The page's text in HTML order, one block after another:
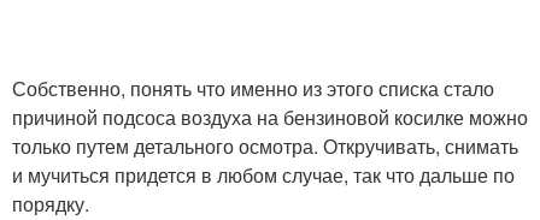
Собственно, понять что именно из этого списка стало
причиной подсоса воздуха на бензиновой косилке можно
только путем детального осмотра. Откручивать, снимать
и мучиться придется в любом случае, так что дальше по
порядку.